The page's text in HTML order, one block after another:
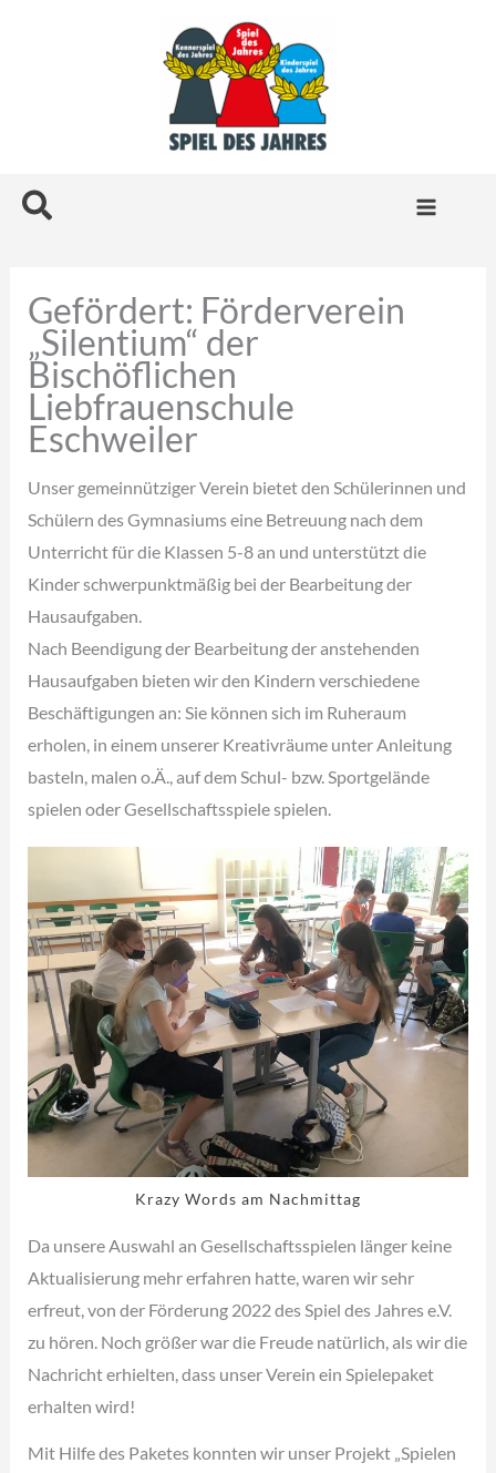
Suchen
Gefördert: Förderverein
„Silentium“ der
Bischöflichen
Liebfrauenschule
Eschweiler
Unser gemeinnütziger Verein bietet den Schülerinnen und
Schülern des Gymnasiums eine Betreuung nach dem
Unterricht für die Klassen 5-8 an und unterstützt die
Kinder schwerpunktmäßig bei der Bearbeitung der
Hausaufgaben.
Nach Beendigung der Bearbeitung der anstehenden
Hausaufgaben bieten wir den Kindern verschiedene
Beschäftigungen an: Sie können sich im Ruheraum
erholen, in einem unserer Kreativräume unter Anleitung
basteln, malen o.Ä., auf dem Schul- bzw. Sportgelände
spielen oder Gesellschaftsspiele spielen.
Krazy Words am Nachmittag
Da unsere Auswahl an Gesellschaftsspielen länger keine
Aktualisierung mehr erfahren hatte, waren wir sehr
erfreut, von der Förderung 2022 des Spiel des Jahres e.V.
zu hören. Noch größer war die Freude natürlich, als wir die
Nachricht erhielten, dass unser Verein ein Spielepaket
erhalten wird!
Mit Hilfe des Paketes konnten wir unser Projekt „Spielen